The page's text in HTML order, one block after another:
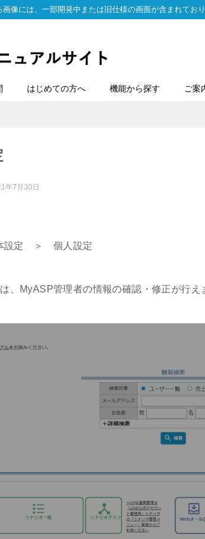
像には、一部開発中または旧仕様の画面が含まれてお
はじめての方へ 機能から探す ご案
年7月30日
設定 ＞ 個人設定
、MyASP管理者の情報の確認・修正が行え